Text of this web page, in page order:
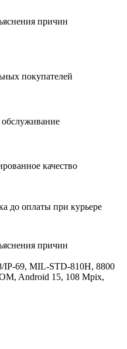
причин
покупателей
обслуживание
качество
до оплаты при курьере
причин
IP-69, MIL-STD-810H, 8800
Android 15, 108 Mpix,